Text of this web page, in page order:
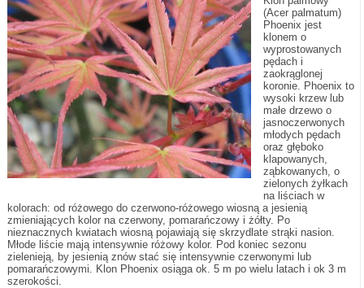
(Acer palmatum)
Phoenix jest
klonem o
wyprostowanych
pędach i
zaokrąglonej
koronie. Phoenix to
wysoki krzew lub
małe drzewo o
jasnoczerwonych
młodych pędach
oraz głęboko
klapowanych,
ząbkowanych, o
zielonych żyłkach
na liściach w
kolorach: od różowego do czerwono-różowego wiosną a jesienią
zmieniających kolor na czerwony, pomarańczowy i żółty. Po
nieznacznych kwiatach wiosną pojawiają się skrzydlate strąki nasion.
Młode liście mają intensywnie różowy kolor. Pod koniec sezonu
zielenieją, by jesienią znów stać się intensywnie czerwonymi lub
pomarańczowymi. Klon Phoenix osiąga ok. 5 m po wielu latach i ok 3 m
szerokości.